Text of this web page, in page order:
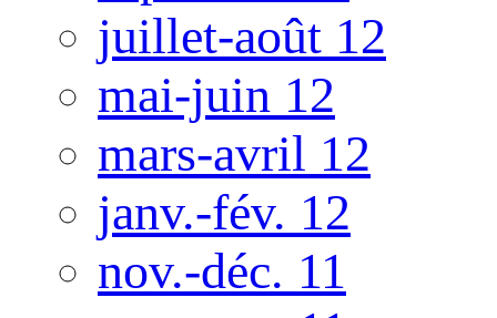
juillet-août 12
mai-juin 12
mars-avril 12
janv.-fév. 12
nov.-déc. 11